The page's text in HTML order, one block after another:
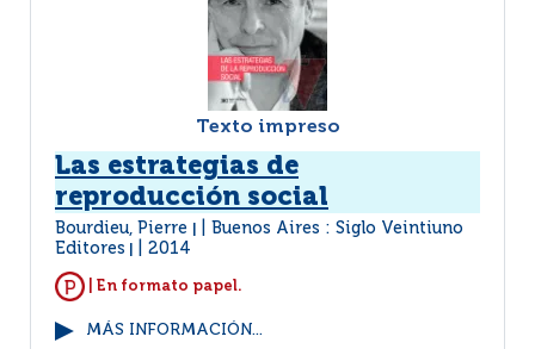
Texto impreso
Las estrategias de
reproducción social
Bourdieu, Pierre
Buenos Aires : Siglo Veintiuno
Editores
2014
| En formato papel.
MÁS INFORMACIÓN...